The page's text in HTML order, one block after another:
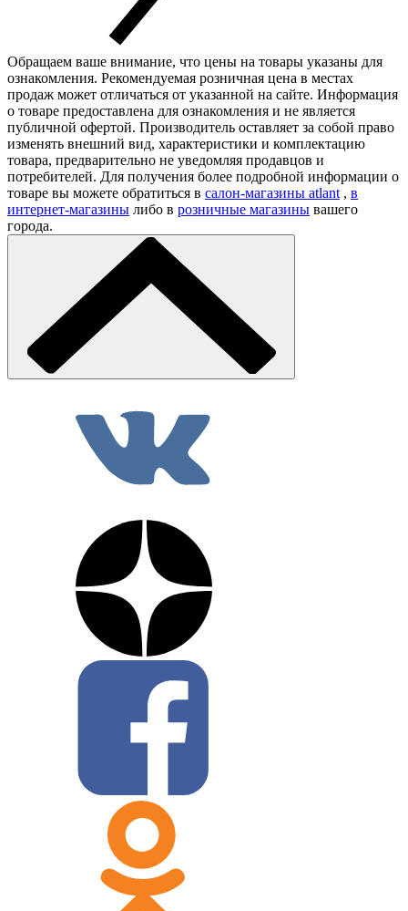
Обращаем ваше внимание, что цены на товары указаны для
ознакомления. Рекомендуемая розничная цена в местах
продаж может отличаться от указанной на сайте. Информация
о товаре предоставлена для ознакомления и не является
публичной офертой. Производитель оставляет за собой право
изменять внешний вид, характеристики и комплектацию
товара, предварительно не уведомляя продавцов и
потребителей. Для получения более подробной информации о
товаре вы можете обратиться в салон-магазины atlant , в
интернет-магазины либо в розничные магазины вашего
города.